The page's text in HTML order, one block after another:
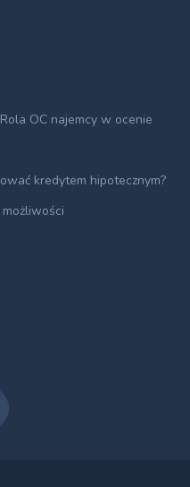
OC najemcy w ocenie
kredytem hipotecznym?